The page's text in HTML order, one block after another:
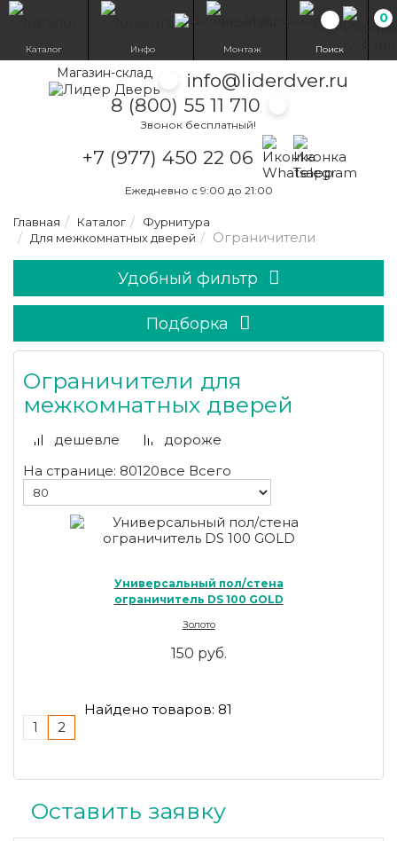
Магазин-склад
info@liderdver.ru
8 (800) 55 11 710
Звонок бесплатный!
+7 (977) 450 22 06
Написать на
Написать на
Ежедневно с 9:00 до 21:00
0
Каталог Инфо Монтаж Поиск
Главная Каталог
Фурнитура
Для межкомнатных дверей
Ограничители
Удобный фильтр
Подборка
Ограничители для
межкомнатных дверей
дешевле
дороже
На странице: 80120все Всего
Универсальный пол/стена
ограничитель DS 100 GOLD
Золото
150 руб.
1 2
Найдено товаров: 81
Оставить заявку